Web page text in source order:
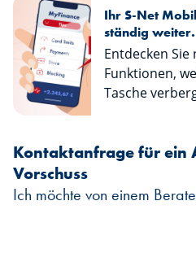
Ihr S-Net
ständig weiter.
Entdecken
Funktionen,
Tasche
Kontaktanfrage für ein
Vorschuss
Ich möchte von einem